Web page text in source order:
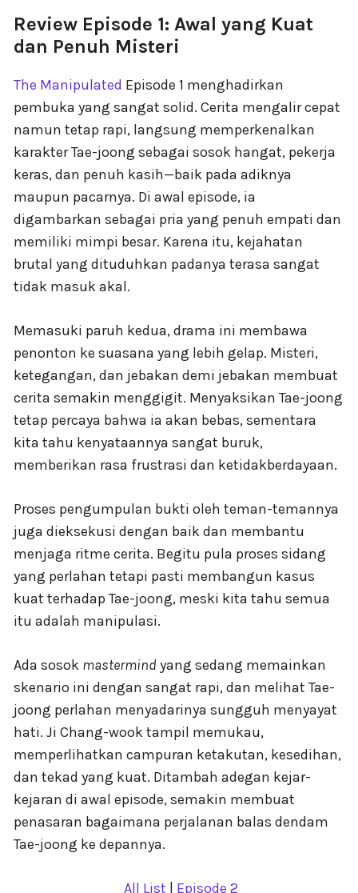
Review Episode 1: Awal yang Kuat
dan Penuh Misteri
The Manipulated Episode 1 menghadirkan
pembuka yang sangat solid. Cerita mengalir cepat
namun tetap rapi, langsung memperkenalkan
karakter Tae-joong sebagai sosok hangat, pekerja
keras, dan penuh kasih—baik pada adiknya
maupun pacarnya. Di awal episode, ia
digambarkan sebagai pria yang penuh empati dan
memiliki mimpi besar. Karena itu, kejahatan
brutal yang dituduhkan padanya terasa sangat
tidak masuk akal.
Memasuki paruh kedua, drama ini membawa
penonton ke suasana yang lebih gelap. Misteri,
ketegangan, dan jebakan demi jebakan membuat
cerita semakin menggigit. Menyaksikan Tae-joong
tetap percaya bahwa ia akan bebas, sementara
kita tahu kenyataannya sangat buruk,
memberikan rasa frustrasi dan ketidakberdayaan.
Proses pengumpulan bukti oleh teman-temannya
juga dieksekusi dengan baik dan membantu
menjaga ritme cerita. Begitu pula proses sidang
yang perlahan tetapi pasti membangun kasus
kuat terhadap Tae-joong, meski kita tahu semua
itu adalah manipulasi.
Ada sosok mastermind yang sedang memainkan
skenario ini dengan sangat rapi, dan melihat Tae-
joong perlahan menyadarinya sungguh menyayat
hati. Ji Chang-wook tampil memukau,
memperlihatkan campuran ketakutan, kesedihan,
dan tekad yang kuat. Ditambah adegan kejar-
kejaran di awal episode, semakin membuat
penasaran bagaimana perjalanan balas dendam
Tae-joong ke depannya.
All List Episode 2